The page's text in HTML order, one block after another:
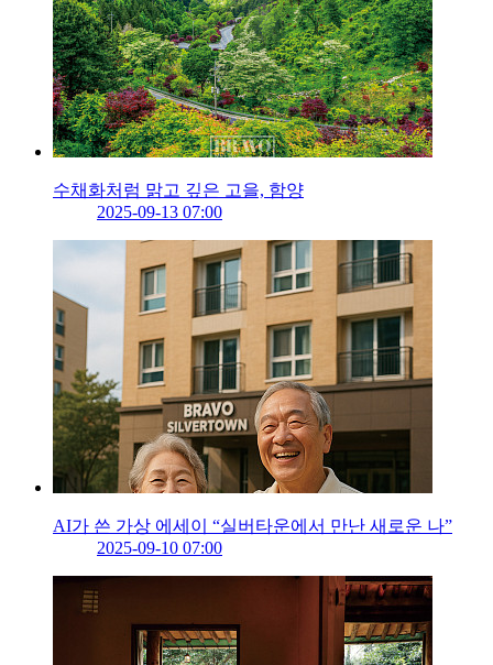
수채화처럼 맑고 깊은 고을, 함양
2025-09-13 07:00
AI가 쓴 가상 에세이 “실버타운에서 만난 새로운 나”
2025-09-10 07:00